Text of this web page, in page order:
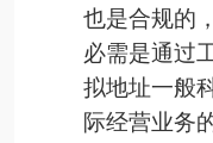
也是合规的
必需是通过
拟地址一般
际经营业务